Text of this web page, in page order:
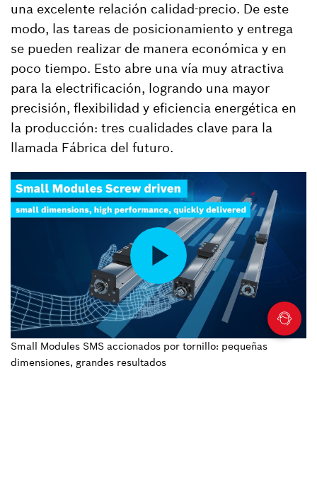
una excelente relación calidad-precio. De este
modo, las tareas de posicionamiento y entrega
se pueden realizar de manera económica y en
poco tiempo. Esto abre una vía muy atractiva
para la electrificación, logrando una mayor
precisión, flexibilidad y eficiencia energética en
la producción: tres cualidades clave para la
llamada Fábrica del futuro.
Small Modules SMS accionados por tornillo: pequeñas
dimensiones, grandes resultados